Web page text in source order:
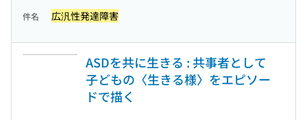
件名 広汎性発達障害
ASDを共に生きる : 共事者として
子どもの〈生きる様〉をエピソー
ドで描く